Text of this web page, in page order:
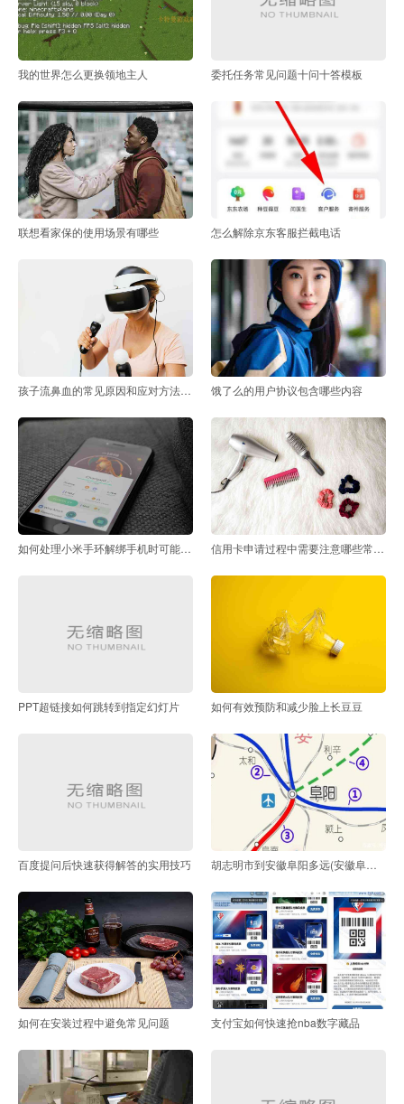
我的世界怎么更换领地主人 委托任务常见问题十问十答模板
联想看家保的使用场景有哪些 怎么解除京东客服拦截电话
孩子流鼻血的常见原因和应对方法是什么 饿了么的用户协议包含哪些内容
如何处理小米手环解绑手机时可能遇到的问题 信用卡申请过程中需要注意哪些常见问题
PPT超链接如何跳转到指定幻灯片 如何有效预防和减少脸上长豆豆
百度提问后快速获得解答的实用技巧 胡志明市到安徽阜阳多远(安徽阜阳离合肥有多远)
如何在安装过程中避免常见问题 支付宝如何快速抢nba数字藏品